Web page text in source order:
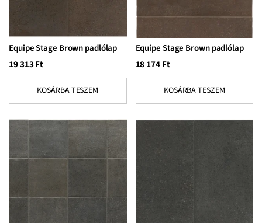
Equipe Stage Brown padlólap
19 313Ft
KOSÁRBA TESZEM
Equipe Stage Brown padlólap
18 174Ft
KOSÁRBA TESZEM